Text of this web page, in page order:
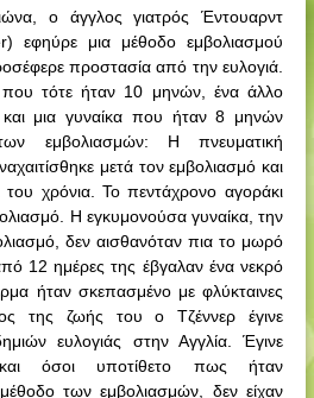
ο άγγλος γιατρός Έντουαρντ
) εφηύρε μια μέθοδο εμβολιασμού
προστασία από την ευλογιά.
που τότε ήταν 10 μηνών, ένα άλλο
και μια γυναίκα που ήταν 8 μηνών
εμβολιασμών: Η πνευματική
μετά τον εμβολιασμό και
χρόνια. Το πεντάχρονο αγοράκι
Η εγκυμονούσα γυναίκα, την
δεν αισθανόταν πια το μωρό
12 ημέρες της έβγαλαν ένα νεκρό
ήταν σκεπασμένο με φλύκταινες
της ζωής του ο Τζέννερ έγινε
ευλογιάς στην Αγγλία. Έγινε
όσοι υποτίθετο πως ήταν
των εμβολιασμών, δεν είχαν